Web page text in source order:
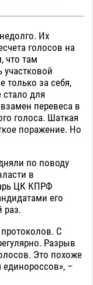
Их
голосов на
что там
только за себя,
для
перевеса в
голоса. Шаткая
поражение. Но
по поводу
в
ЦК КПРФ
его
раз.
С
Разрыв
Это похоже
единороссов», –